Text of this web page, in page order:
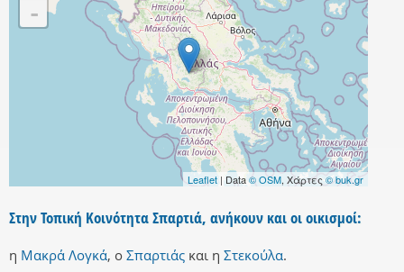
-
Leaflet | Data© OSM, Χάρτες© buk.gr
Στην Τοπική Κοινότητα Σπαρτιά, ανήκουν και οι οικισμοί:
η Μακρά Λογκά, ο Σπαρτιάς και η Στεκούλα.